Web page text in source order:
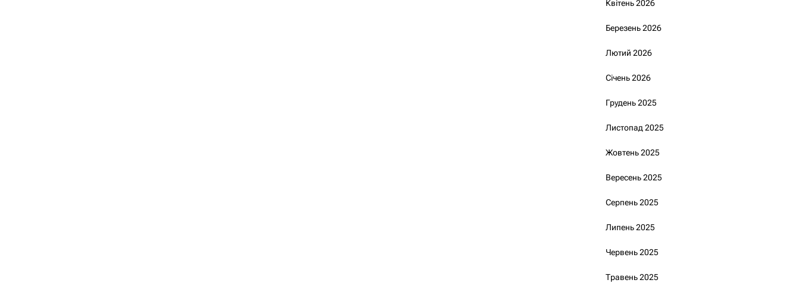
Квітень 2026
Березень 2026
Лютий 2026
Січень 2026
Грудень 2025
Листопад 2025
Жовтень 2025
Вересень 2025
Серпень 2025
Липень 2025
Червень 2025
Травень 2025